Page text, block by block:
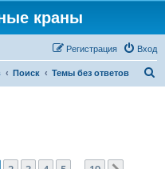
краны
Вход
Регистрация
Поиск Темы без ответов